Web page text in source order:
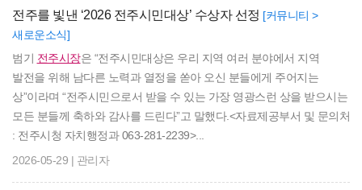
전주를 빛낸 ‘2026 전주시민대상’ 수상자 선정 [커뮤니티 >
새로운소식]
범기 전주시장은 “전주시민대상은 우리 지역 여러 분야에서 지역
발전을 위해 남다른 노력과 열정을 쏟아 오신 분들에게 주어지는
상”이라며 “전주시민으로서 받을 수 있는 가장 영광스런 상을 받으시는
모든 분들께 축하와 감사를 드린다”고 말했다.<자료제공부서 및 문의처
: 전주시청 자치행정과 063-281-2239>...
2026-05-29 | 관리자